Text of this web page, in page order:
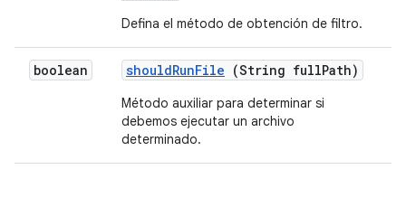
Defina el método de obtención de filtro.
boolean shouldRunFile (String fullPath)
Método auxiliar para determinar si
debemos ejecutar un archivo
determinado.